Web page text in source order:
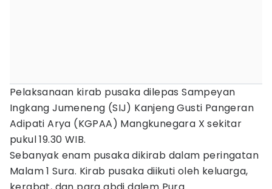
Pelaksanaan kirab pusaka dilepas Sampeyan
Ingkang Jumeneng (SIJ) Kanjeng Gusti Pangeran
Adipati Arya (KGPAA) Mangkunegara X sekitar
pukul 19.30 WIB.
Sebanyak enam pusaka dikirab dalam peringatan
Malam 1 Sura. Kirab pusaka diikuti oleh keluarga,